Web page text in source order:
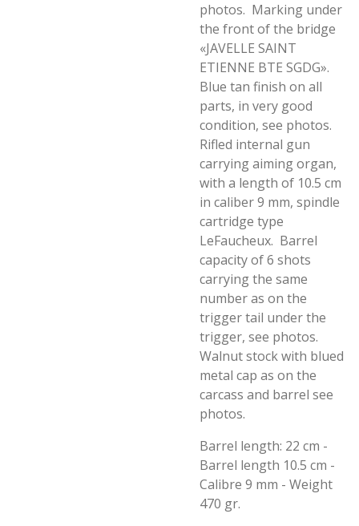
photos. Marking under
the front of the bridge
«JAVELLE SAINT
ETIENNE BTE SGDG».
Blue tan finish on all
parts, in very good
condition, see photos.
Rifled internal gun
carrying aiming organ,
with a length of 10.5 cm
in caliber 9 mm, spindle
cartridge type
LeFaucheux. Barrel
capacity of 6 shots
carrying the same
number as on the
trigger tail under the
trigger, see photos.
Walnut stock with blued
metal cap as on the
carcass and barrel see
photos.
Barrel length: 22 cm -
Barrel length 10.5 cm -
Calibre 9 mm - Weight
470 gr.